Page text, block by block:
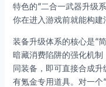
特色的“二合一武器升级
你在进入游戏前就能构建
装备升级体系的核心是“
暗藏消费陷阱的强化机
同装备，即可直接合成
有氪金专用道具。对一个